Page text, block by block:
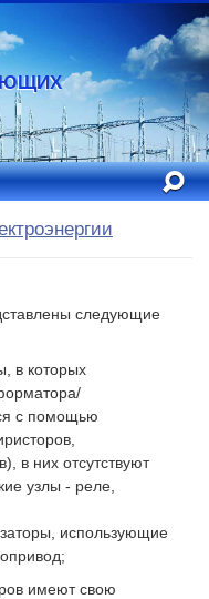
следующие
в которых
с помощью
в них отсутствуют
узлы - реле,
использующие
имеют свою